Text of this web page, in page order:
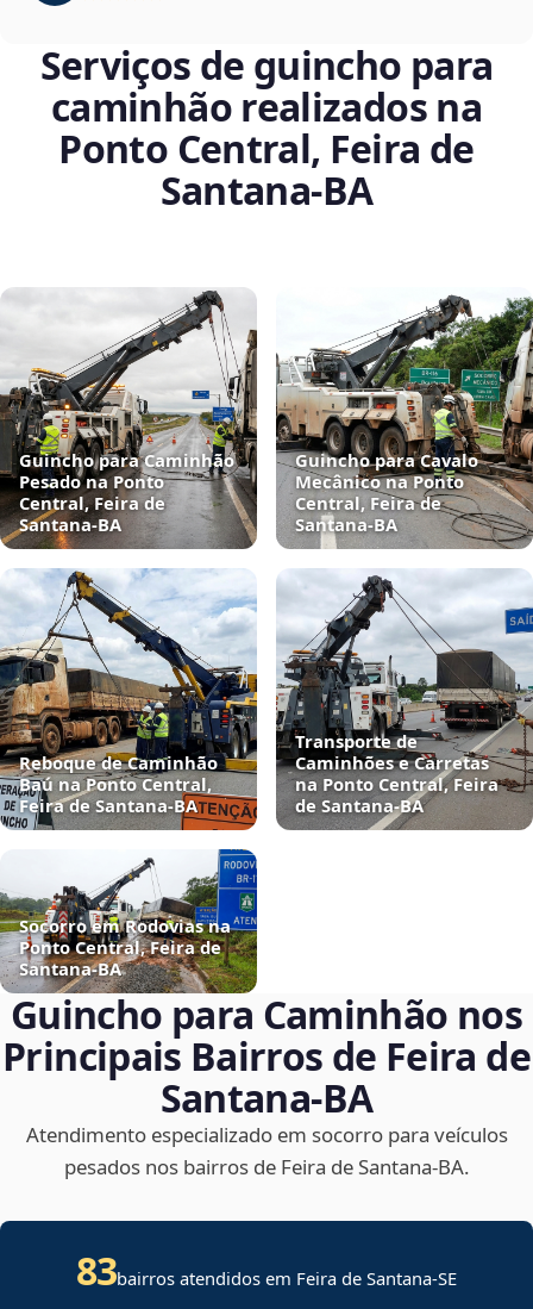
Serviços de guincho para
caminhão realizados na
Ponto Central, Feira de
Santana‑BA
Guincho para Caminhão
Pesado na Ponto
Central, Feira de
Santana‑BA
Guincho para Cavalo
Mecânico na Ponto
Central, Feira de
Santana‑BA
Reboque de Caminhão
Baú na Ponto Central,
Feira de Santana‑BA
Transporte de
Caminhões e Carretas
na Ponto Central, Feira
de Santana‑BA
Socorro em Rodovias na
Ponto Central, Feira de
Santana‑BA
Guincho para Caminhão nos
Principais Bairros de Feira de
Santana‑BA
Atendimento especializado em socorro para veículos
pesados nos bairros de Feira de Santana‑BA.
83bairros atendidos em Feira de Santana-SE